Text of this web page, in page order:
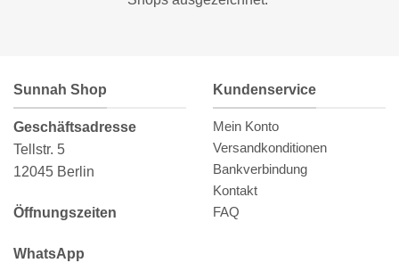
Sunnah Shop
Geschäftsadresse
Tellstr. 5
12045 Berlin
Öffnungszeiten
WhatsApp
Kundenservice
Mein Konto
Versandkonditionen
Bankverbindung
Kontakt
FAQ